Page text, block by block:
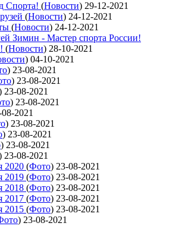
Cпорта! (Новости) 29-12-2021
(Новости) 24-12-2021
(Новости) 24-12-2021
Зимин - Мастер спорта России!
(Новости) 28-10-2021
) 04-10-2021
) 23-08-2021
) 23-08-2021
23-08-2021
) 23-08-2021
2021
) 23-08-2021
) 23-08-2021
) 23-08-2021
23-08-2021
2020 (Фото) 23-08-2021
2019 (Фото) 23-08-2021
2018 (Фото) 23-08-2021
2017 (Фото) 23-08-2021
2015 (Фото) 23-08-2021
) 23-08-2021